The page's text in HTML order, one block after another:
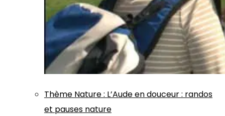
Thème Nature: L’Aude en douceur : randos
et pauses nature